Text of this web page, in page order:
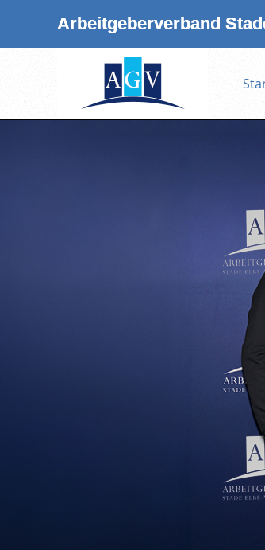
Arbeitgeberverband